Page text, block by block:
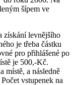
šípem ve
získání levnějšího
je třeba částku
pro přihlášené po
je 500,-Kč.
místě, a následně
vstupenek na